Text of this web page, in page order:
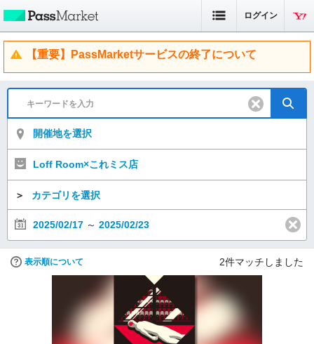
ログイン
【重要】PassMarketサービスの終了について
開催地を選択
Loff Room×これミス店
＞ カテゴリを選択
2025/02/17 ～ 2025/02/23
表示順について 2件マッチしました